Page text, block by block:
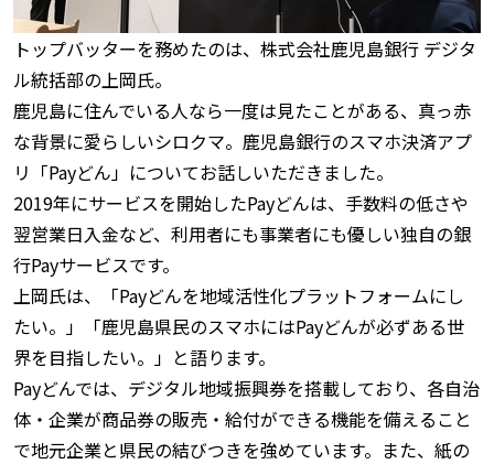
トップバッターを務めたのは、株式会社鹿児島銀行 デジタ
ル統括部の上岡氏。
鹿児島に住んでいる人なら一度は見たことがある、真っ赤
な背景に愛らしいシロクマ。鹿児島銀行のスマホ決済アプ
リ「Payどん」についてお話しいただきました。
2019年にサービスを開始したPayどんは、手数料の低さや
翌営業日入金など、利用者にも事業者にも優しい独自の銀
行Payサービスです。
上岡氏は、「Payどんを地域活性化プラットフォームにし
たい。」「鹿児島県民のスマホにはPayどんが必ずある世
界を目指したい。」と語ります。
Payどんでは、デジタル地域振興券を搭載しており、各自治
体・企業が商品券の販売・給付ができる機能を備えること
で地元企業と県民の結びつきを強めています。また、紙の